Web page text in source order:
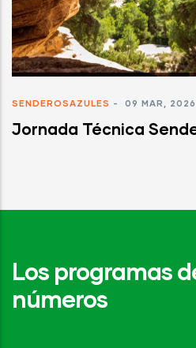
SENDEROSAZULES - 09 MAR, 2026
Jornada Técnica
Los programas
números